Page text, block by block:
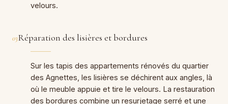
velours.
03Réparation des lisières et bordures
Sur les tapis des appartements rénovés du quartier
des Agnettes, les lisières se déchirent aux angles, là
où le meuble appuie et tire le velours. La restauration
des bordures combine un resurjetage serré et une